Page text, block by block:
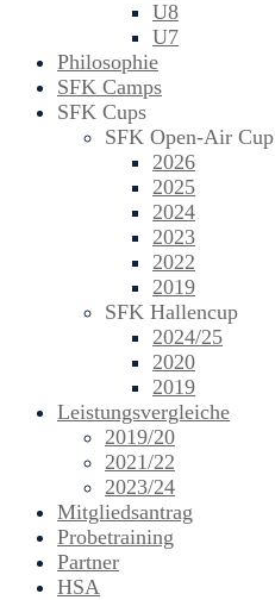
U8
U7
Philosophie
SFK Camps
SFK Cups
SFK Open-Air Cup
2026
2025
2024
2023
2022
2019
SFK Hallencup
2024/25
2020
2019
Leistungsvergleiche
2019/20
2021/22
2023/24
Mitgliedsantrag
Probetraining
Partner
HSA